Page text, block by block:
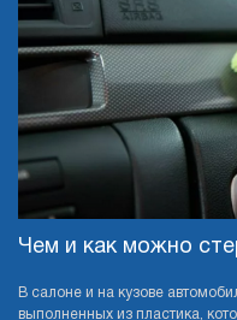
Чем и как можно
В салоне и на кузове
выполненных из пластика,